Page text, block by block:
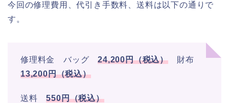
今回の修理費用、代引き手数料、送料は以下の通りで
す。
修理料金 バッグ24,200円（税込） 財布
13,200円（税込）
送料550円（税込）